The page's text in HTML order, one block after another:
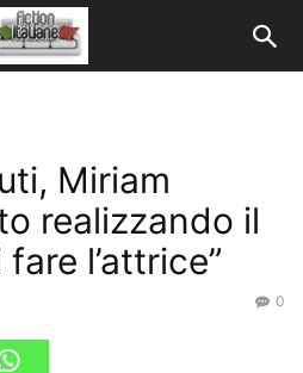
Miriam
realizzando il
l’attrice”
0